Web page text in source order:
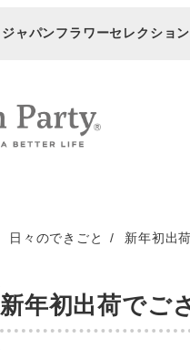
ジャパンフラワーセレクショ
日々のできごと 新年初出
新年初出荷でご